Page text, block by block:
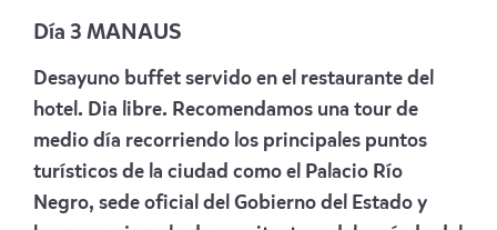
Día 3 MANAUS
Desayuno buffet servido en el restaurante del
hotel. Dia libre. Recomendamos una tour de
medio día recorriendo los principales puntos
turísticos de la ciudad como el Palacio Río
Negro, sede oficial del Gobierno del Estado y